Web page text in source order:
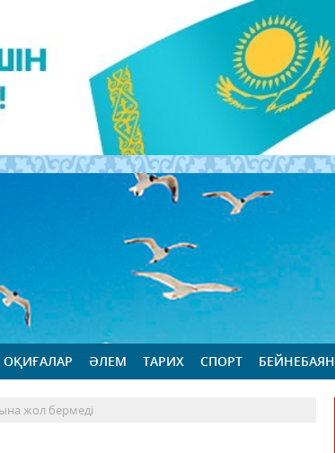
ОҚИҒАЛАР ӘЛЕМ ТАРИХ СПОРТ БЕЙНЕБАЯН
жол бермеді